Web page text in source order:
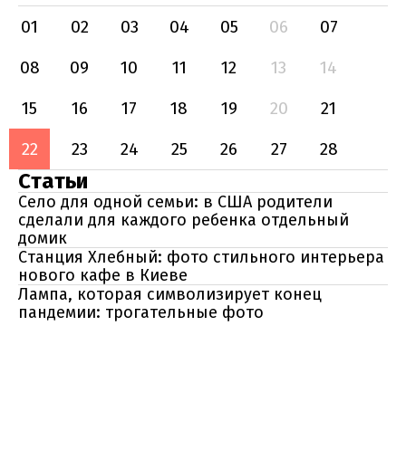
01
02 03 04 05 06
07
08
09 10 11 12 13
14
15
16 17 18 19 20
21
22
23 24 25 26 27 28
Статьи
Село для одной семьи: в США родители
сделали для каждого ребенка отдельный
домик
Станция Хлебный: фото стильного интерьера
нового кафе в Киеве
Лампа, которая символизирует конец
пандемии: трогательные фото